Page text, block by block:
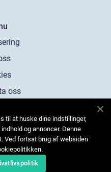
oss
til at huske dine indstillinger,
og annoncer. Denne
Ved fortsat brug af websiden